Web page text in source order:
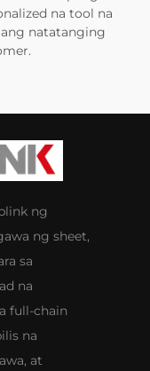
na tool na
natatanging
ng
ng sheet,
sa
na
full-chain
na
at